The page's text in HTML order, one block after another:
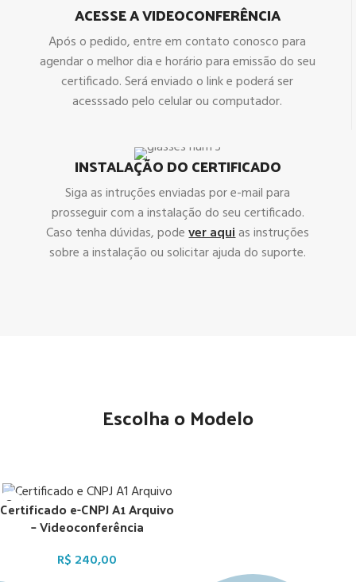
ACESSE A VIDEOCONFERÊNCIA
Após o pedido, entre em contato conosco para
agendar o melhor dia e horário para emissão do seu
certificado. Será enviado o link e poderá ser
acesssado pelo celular ou computador.
INSTALAÇÃO DO CERTIFICADO
Siga as intruções enviadas por e-mail para
prosseguir com a instalação do seu certificado.
Caso tenha dúvidas, podever aquias instruções
sobre a instalação ou solicitar ajuda do suporte.
Escolha o Modelo
Certificado e-CNPJ A1 Arquivo
– Videoconferência
R$ 240,00